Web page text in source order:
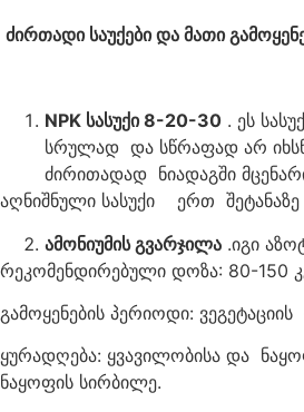
ძირთადი საუქები და მათი
NPK სასუქი 8-20-30 . ეს
სრულად და სწრაფად არ
ძირითადად ნიადაგში
აღნიშნული სასუქი ერთ შეტანაზე
ამონიუმის გვარჯილა .იგი
რეკომენდირებული დოზა: 80-150
გამოყენების პერიოდი:
ყურადღება: ყვავილობისა და
ნაყოფის სირბილე.